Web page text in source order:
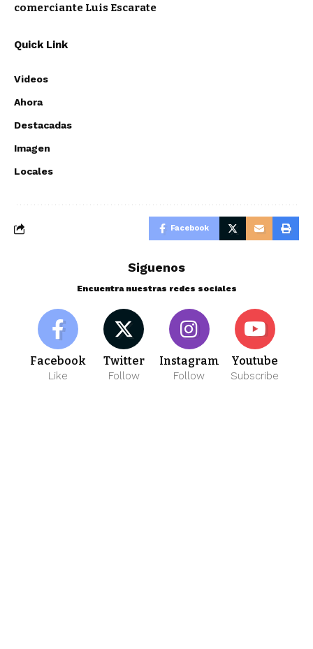
comerciante Luis Escarate
Quick Link
Videos
Ahora
Destacadas
Imagen
Locales
Facebook
Siguenos
Encuentra nuestras redes sociales
Facebook
Like
Twitter
Follow
Instagram
Follow
Youtube
Subscribe